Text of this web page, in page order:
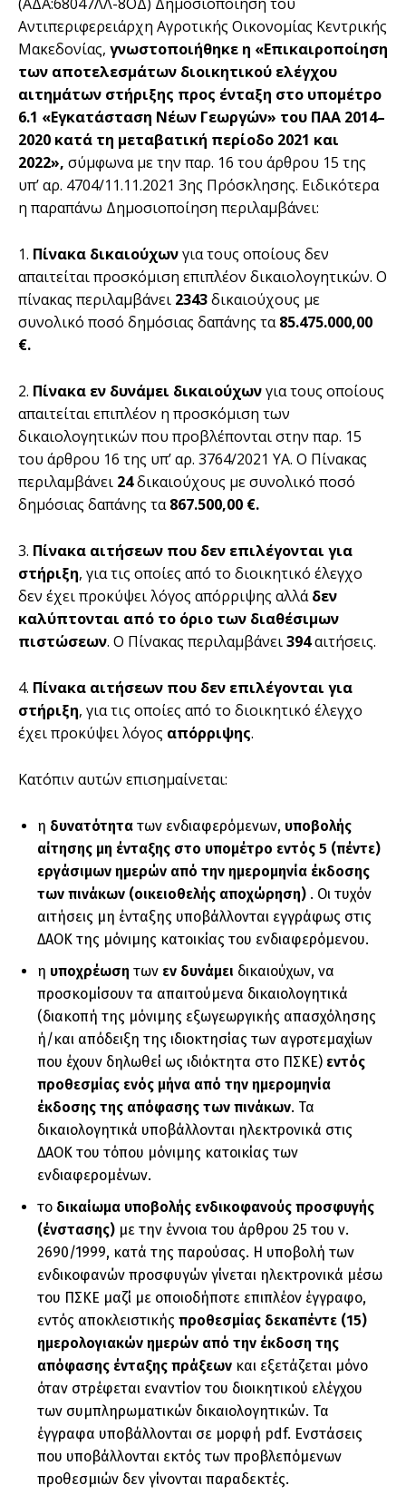
Αντιπεριφερειάρχη Αγροτικής Οικονομίας Κεντρικής
Μακεδονίας, γνωστοποιήθηκε η «Επικαιροποίηση
των αποτελεσμάτων διοικητικού ελέγχου
αιτημάτων στήριξης προς ένταξη στο υπομέτρο
6.1 «Εγκατάσταση Νέων Γεωργών» του ΠΑΑ 2014–
2020 κατά τη μεταβατική περίοδο 2021 και
2022», σύμφωνα με την παρ. 16 του άρθρου 15 της
υπ’ αρ. 4704/11.11.2021 3ης Πρόσκλησης. Ειδικότερα
η παραπάνω Δημοσιοποίηση περιλαμβάνει:
1. Πίνακα δικαιούχωνγια τους οποίους δεν
απαιτείται προσκόμιση επιπλέον δικαιολογητικών. Ο
πίνακας περιλαμβάνει 2343δικαιούχους με
συνολικό ποσό δημόσιας δαπάνης τα85.475.000,00
€.
2. Πίνακα εν δυνάμει δικαιούχωνγια τους οποίους
απαιτείται επιπλέον η προσκόμιση των
δικαιολογητικών που προβλέπονται στην παρ. 15
του άρθρου 16 της υπ’ αρ. 3764/2021 ΥΑ. Ο Πίνακας
περιλαμβάνει 24δικαιούχους με συνολικό ποσό
δημόσιας δαπάνης τα867.500,00 €.
3. Πίνακα αιτήσεων που δεν επιλέγονται για
στήριξη, για τις οποίες από το διοικητικό έλεγχο
δεν έχει προκύψει λόγος απόρριψης αλλάδεν
καλύπτονται από το όριο των διαθέσιμων
πιστώσεων. Ο Πίνακας περιλαμβάνει394αιτήσεις.
4. Πίνακα αιτήσεων που δεν επιλέγονται για
στήριξη, για τις οποίες από το διοικητικό έλεγχο
έχει προκύψει λόγος απόρριψης.
Κατόπιν αυτών επισημαίνεται:
η δυνατότητα των ενδιαφερόμενων, υποβολής
αίτησης μη ένταξης στο υπομέτρο εντός 5 (πέντε)
εργάσιμων ημερών από την ημερομηνία έκδοσης
των πινάκων (οικειοθελής αποχώρηση) . Οι τυχόν
αιτήσεις μη ένταξης υποβάλλονται εγγράφως στις
ΔΑΟΚ της μόνιμης κατοικίας του ενδιαφερόμενου.
η υποχρέωση των εν δυνάμει δικαιούχων, να
προσκομίσουν τα απαιτούμενα δικαιολογητικά
(διακοπή της μόνιμης εξωγεωργικής απασχόλησης
ή/και απόδειξη της ιδιοκτησίας των αγροτεμαχίων
που έχουν δηλωθεί ως ιδιόκτητα στο ΠΣΚΕ) εντός
προθεσμίας ενός μήνα από την ημερομηνία
έκδοσης της απόφασης των πινάκων. Τα
δικαιολογητικά υποβάλλονται ηλεκτρονικά στις
ΔΑΟΚ του τόπου μόνιμης κατοικίας των
ενδιαφερομένων.
το δικαίωμα υποβολής ενδικοφανούς προσφυγής
(ένστασης) με την έννοια του άρθρου 25 του ν.
2690/1999, κατά της παρούσας. Η υποβολή των
ενδικοφανών προσφυγών γίνεται ηλεκτρονικά μέσω
του ΠΣΚΕ μαζί με οποιοδήποτε επιπλέον έγγραφο,
εντός αποκλειστικής προθεσμίας δεκαπέντε (15)
ημερολογιακών ημερών από την έκδοση της
απόφασης ένταξης πράξεων και εξετάζεται μόνο
όταν στρέφεται εναντίον του διοικητικού ελέγχου
των συμπληρωματικών δικαιολογητικών. Τα
έγγραφα υποβάλλονται σε μορφή pdf. Ενστάσεις
που υποβάλλονται εκτός των προβλεπόμενων
προθεσμιών δεν γίνονται παραδεκτές.